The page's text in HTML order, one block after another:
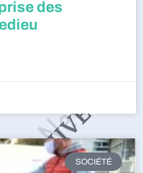
des
SOCIÉTÉ